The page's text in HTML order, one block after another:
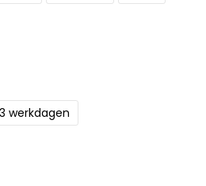
werkdagen